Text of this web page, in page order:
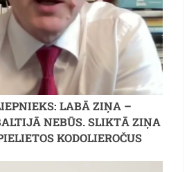
LABĀ ZIŅA –
NEBŪS. SLIKTĀ ZIŅA
KODOLIEROČUS